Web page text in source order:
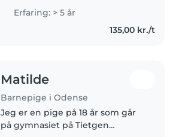
has always been something I
love because it gives me the
chance to create a safe, fun,..
Erfaring: > 5 år
135,00 kr./t
Matilde
Barnepige i Odense
Jeg er en pige på 18 år som går
på gymnasiet på Tietgen